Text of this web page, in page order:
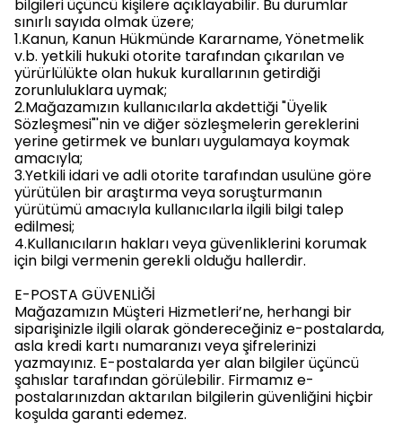
bilgileri üçüncü kişilere açıklayabilir. Bu durumlar
sınırlı sayıda olmak üzere;
1.Kanun, Kanun Hükmünde Kararname, Yönetmelik
v.b. yetkili hukuki otorite tarafından çıkarılan ve
yürürlülükte olan hukuk kurallarının getirdiği
zorunluluklara uymak;
2.Mağazamızın kullanıcılarla akdettiği "Üyelik
Sözleşmesi"'nin ve diğer sözleşmelerin gereklerini
yerine getirmek ve bunları uygulamaya koymak
amacıyla;
3.Yetkili idari ve adli otorite tarafından usulüne göre
yürütülen bir araştırma veya soruşturmanın
yürütümü amacıyla kullanıcılarla ilgili bilgi talep
edilmesi;
4.Kullanıcıların hakları veya güvenliklerini korumak
için bilgi vermenin gerekli olduğu hallerdir.
E-POSTA GÜVENLİĞİ
Mağazamızın Müşteri Hizmetleri’ne, herhangi bir
siparişinizle ilgili olarak göndereceğiniz e-postalarda,
asla kredi kartı numaranızı veya şifrelerinizi
yazmayınız. E-postalarda yer alan bilgiler üçüncü
şahıslar tarafından görülebilir. Firmamız e-
postalarınızdan aktarılan bilgilerin güvenliğini hiçbir
koşulda garanti edemez.